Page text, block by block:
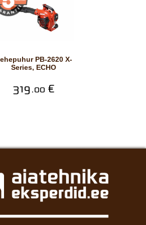
Series, ECHO
319.00 €